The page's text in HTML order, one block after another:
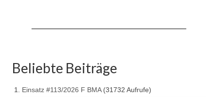
Rüstwagen RW 1
Gerätewagen Logistik GW-L 2
Tanklöschfahrzeug TLF 16/24 Tr
Beliebte Beiträge
Einsatz #113/2026 F BMA (31732 Aufrufe)